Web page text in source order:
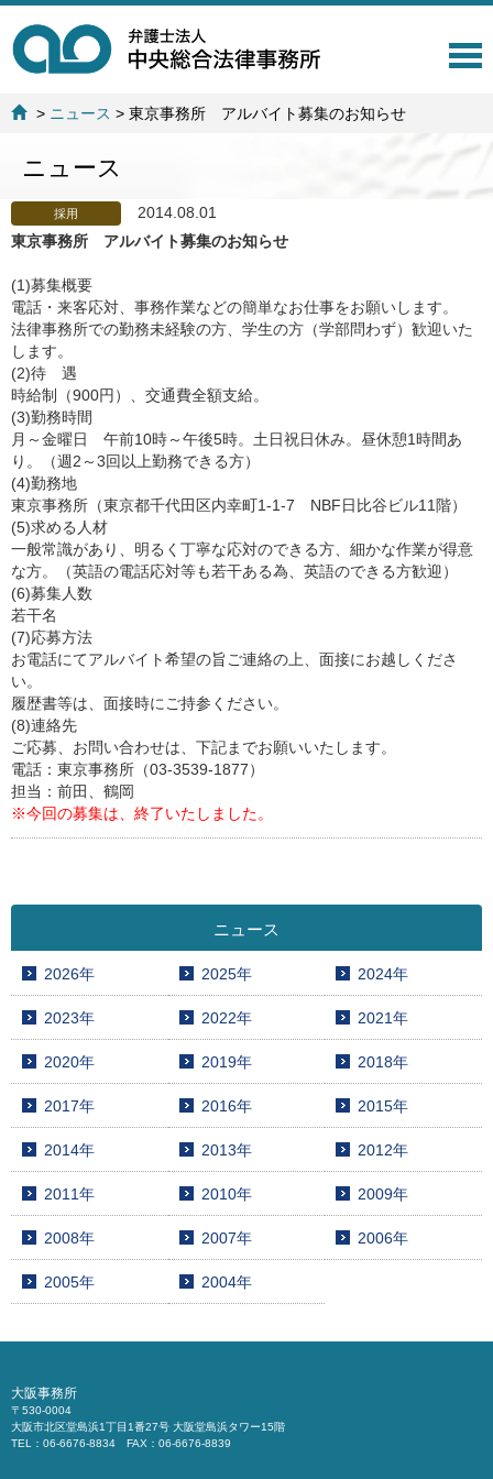
T
i
> ニュース >東京事務所 アルバイト募集のお知らせ
ニュース
採用
2014.08.01
東京事務所 アルバイト募集のお知らせ
(1)募集概要
電話・来客応対、事務作業などの簡単なお仕事をお願いします。
法律事務所での勤務未経験の方、学生の方（学部問わず）歓迎いた
します。
(2)待 遇
時給制（900円）、交通費全額支給。
(3)勤務時間
月～金曜日 午前10時～午後5時。土日祝日休み。昼休憩1時間あ
り。（週2～3回以上勤務できる方）
(4)勤務地
東京事務所（東京都千代田区内幸町1-1-7 NBF日比谷ビル11階）
(5)求める人材
一般常識があり、明るく丁寧な応対のできる方、細かな作業が得意
な方。（英語の電話応対等も若干ある為、英語のできる方歓迎）
(6)募集人数
若干名
(7)応募方法
お電話にてアルバイト希望の旨ご連絡の上、面接にお越しくださ
い。
履歴書等は、面接時にご持参ください。
(8)連絡先
ご応募、お問い合わせは、下記までお願いいたします。
電話：東京事務所（03-3539-1877）
担当：前田、鶴岡
※今回の募集は、終了いたしました。
ニュース
2026年 2025年 2024年
2023年 2022年 2021年
2020年 2019年 2018年
2017年 2016年 2015年
2014年 2013年 2012年
2011年 2010年 2009年
2008年 2007年 2006年
2005年 2004年
大阪事務所
〒530-0004
大阪市北区堂島浜1丁目1番27号 大阪堂島浜タワー15階
TEL：06-6676-8834 FAX：06-6676-8839